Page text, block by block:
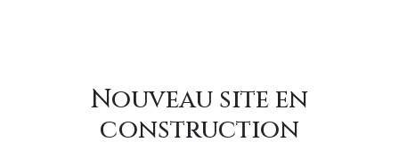
Nouveau site en
construction